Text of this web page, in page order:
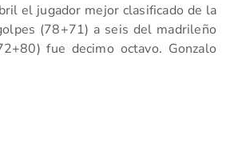
el jugador mejor clasificado de la
(78+71) a seis del madrileño
fue decimo octavo. Gonzalo